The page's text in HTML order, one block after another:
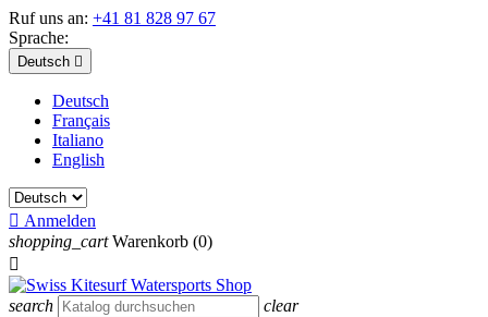
Ruf uns an: +41 81 828 97 67
Sprache:
Deutsch 
Deutsch
Français
Italiano
English
 Anmelden
shopping_cart Warenkorb (0)

search
clear